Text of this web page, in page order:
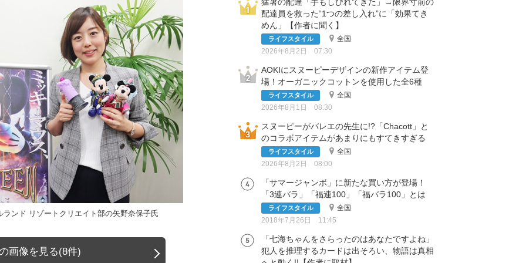
ンド リゾートクリエイト部の矢野奈保子氏
画像を見る(8件)
配達員を救った“1つの差し入れ”に「効果てき
めん」【作者に聞く】
ライフスタイル
全国
2026年8月2日 07:30
AOKIにスヌーピーデザインの新作アイテム登
場！オーガニックコットンを使用した全6種
ライフスタイル
全国
2026年8月1日 08:30
スヌーピーがバレエの先生に!?「Chacott」と
のコラボアイテムがあまりにもすてきすぎる
ライフスタイル
全国
2026年8月2日 08:00
「サマージャンボ」に新たな買い方が登場！
「3連バラ」「福連100」「福バラ100」とは
ライフスタイル
全国
2018年7月26日 11:45
「七海ちゃんをさらったのはあなたですよね」
犯人を推理するカードは出そろい、物語は真相